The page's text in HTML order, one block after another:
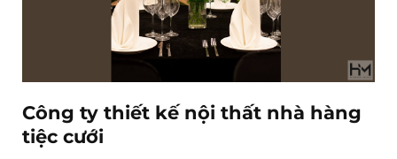
Công ty thiết kế nội thất nhà hàng
tiệc cưới